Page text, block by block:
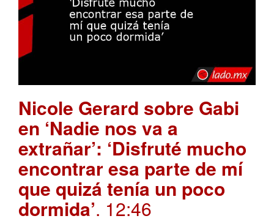
Nicole Gerard sobre Gabi
en ‘Nadie nos va a
extrañar’: ‘Disfruté mucho
encontrar esa parte de mí
que quizá tenía un poco
dormida’. 12:46